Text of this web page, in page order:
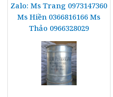
Zalo: Ms Trang 0973147360
Ms Hiền 0366816166 Ms
Thảo 0966328029